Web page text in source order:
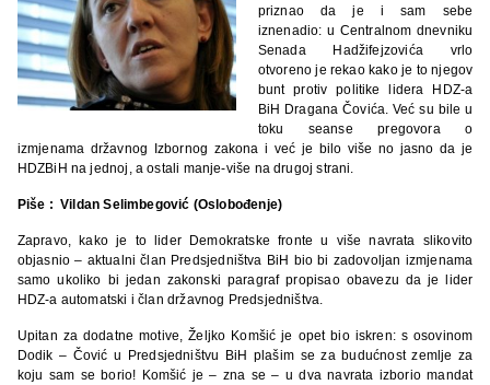
priznao da je i sam sebe
iznenadio: u Centralnom dnevniku
Senada Hadžifejzovića vrlo
otvoreno je rekao kako je to njegov
bunt protiv politike lidera HDZ-a
BiH Dragana Čovića. Već su bile u
toku seanse pregovora o
izmjenama državnog Izbornog zakona i već je bilo više no jasno da je
HDZBiH na jednoj, a ostali manje-više na drugoj strani.
Piše : Vildan Selimbegović (Oslobođenje)
Zapravo, kako je to lider Demokratske fronte u više navrata slikovito
objasnio – aktualni član Predsjedništva BiH bio bi zadovoljan izmjenama
samo ukoliko bi jedan zakonski paragraf propisao obavezu da je lider
HDZ-a automatski i član državnog Predsjedništva.
Upitan za dodatne motive, Željko Komšić je opet bio iskren: s osovinom
Dodik – Čović u Predsjedništvu BiH plašim se za budućnost zemlje za
koju sam se borio! Komšić je – zna se – u dva navrata izborio mandat